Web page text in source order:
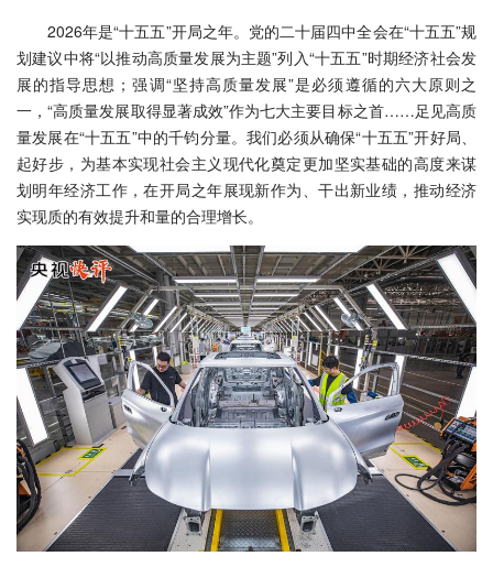
2026年是“十五五”开局之年。党的二十届四中全会在“十五五”规
划建议中将“以推动高质量发展为主题”列入“十五五”时期经济社会发
展的指导思想；强调“坚持高质量发展”是必须遵循的六大原则之
一，“高质量发展取得显著成效”作为七大主要目标之首……足见高质
量发展在“十五五”中的千钧分量。我们必须从确保“十五五”开好局、
起好步，为基本实现社会主义现代化奠定更加坚实基础的高度来谋
划明年经济工作，在开局之年展现新作为、干出新业绩，推动经济
实现质的有效提升和量的合理增长。